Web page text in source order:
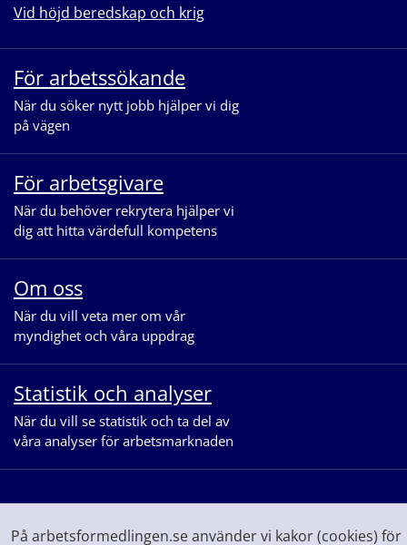
På arbetsformedlingen.se använder vi kakor (cookies) för
Vid höjd beredskap och krig
För arbetssökande
När du söker nytt jobb hjälper vi dig
på vägen
För arbetsgivare
När du behöver rekrytera hjälper vi
dig att hitta värdefull kompetens
Om oss
När du vill veta mer om vår
myndighet och våra uppdrag
Statistik och analyser
När du vill se statistik och ta del av
våra analyser för arbetsmarknaden